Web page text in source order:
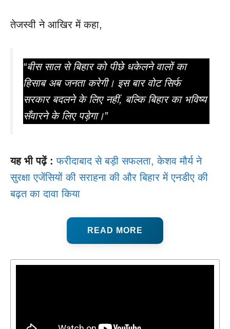
तेजस्वी ने आखिर में कहा,
“बीस साल से बिहार को पीछे धकेलने वालों का
हिसाब अब जनता करेगी। इस बार वोट सिर्फ
सरकार बदलने के लिए नहीं, बल्कि बिहार का भविष्य
सँवारने के लिए पड़ेगा।”
यह भी पढ़ें :फरीदाबाद से बड़ी सफलता, केशव मौर्य ने
सुरक्षा एजेंसियों की सराहना की और बिहार में एनडीए की
बढ़त का दावा किया
READ MORE